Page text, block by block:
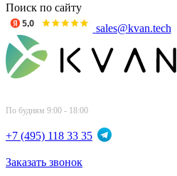
Поиск по сайту
sales@kvan.tech
По будням 9:00 - 18:00
+7 (495) 118 33 35
Заказать звонок